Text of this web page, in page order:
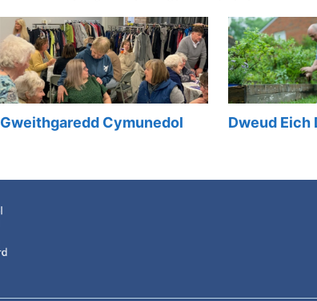
Gweithgaredd Cymunedol Dweud Eich